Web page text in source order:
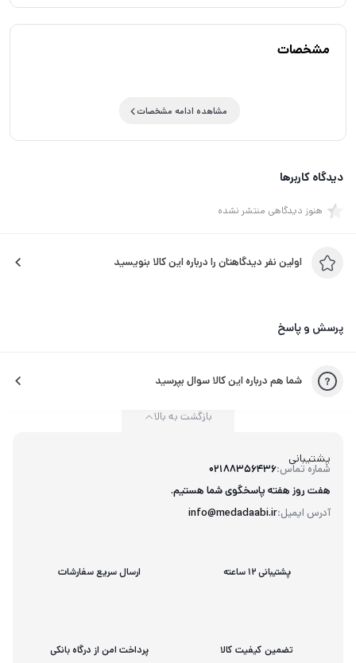
مشخصات
مشاهده ادامه مشخصات
دیدگاه کاربرها
هنوز دیدگاهی منتشر نشده
اولین نفر دیدگاهتان را درباره این کالا بنویسید
پرسش و پاسخ
شما هم درباره این کالا سوال بپرسید
پشتیبانی
شماره تماس:02188356436
آدرس ایمیل:info@medadaabi.ir
هفت روز هفته پاسخگوی شما هستیم.
بازگشت به بالا
پشتیبانی 12 ساعته ارسال سریع سفارشات
تضمین کیفیت کالا پرداخت امن از درگاه بانکی